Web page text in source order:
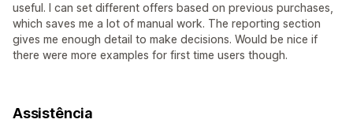
useful. I can set different offers based on previous purchases,
which saves me a lot of manual work. The reporting section
gives me enough detail to make decisions. Would be nice if
there were more examples for first time users though.
Assistência